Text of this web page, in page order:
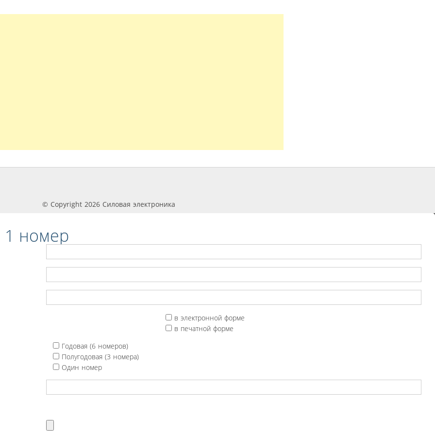
© Copyright 2026 Силовая электроника
номер
в электронной форме
в печатной форме
Годовая (6 номеров)
Полугодовая (3 номера)
Один номер